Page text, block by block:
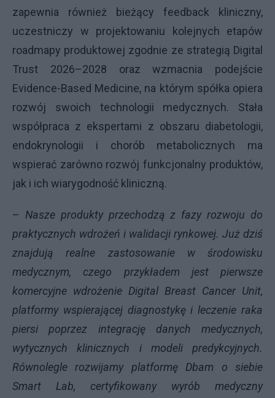
zapewnia również bieżący feedback kliniczny,
uczestniczy w projektowaniu kolejnych etapów
roadmapy produktowej zgodnie ze strategią Digital
Trust 2026–2028 oraz wzmacnia podejście
Evidence-Based Medicine, na którym spółka opiera
rozwój swoich technologii medycznych. Stała
współpraca z ekspertami z obszaru diabetologii,
endokrynologii i chorób metabolicznych ma
wspierać zarówno rozwój funkcjonalny produktów,
jak i ich wiarygodność kliniczną.
– Nasze produkty przechodzą z fazy rozwoju do
praktycznych wdrożeń i walidacji rynkowej. Już dziś
znajdują realne zastosowanie w środowisku
medycznym, czego przykładem jest pierwsze
komercyjne wdrożenie Digital Breast Cancer Unit,
platformy wspierającej diagnostykę i leczenie raka
piersi poprzez integrację danych medycznych,
wytycznych klinicznych i modeli predykcyjnych.
Równolegle rozwijamy platformę Dbam o siebie
Smart Lab, certyfikowany wyrób medyczny